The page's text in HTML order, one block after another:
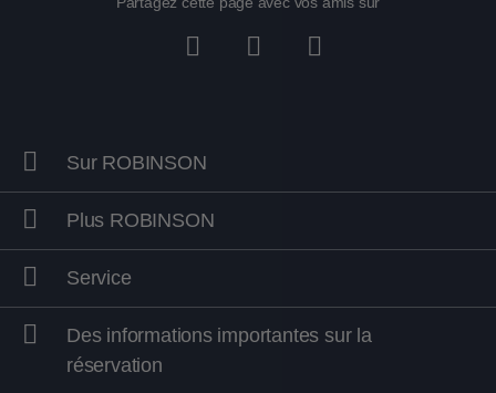
Sur ROBINSON
Plus ROBINSON
Service
Des informations importantes sur la
réservation